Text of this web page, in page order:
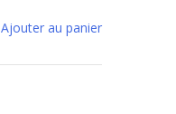
Ajouter au panier